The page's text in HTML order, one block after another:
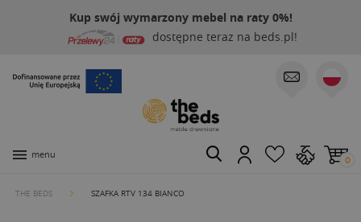
Kup swój wymarzony mebel na raty 0%!
dostępne teraz na beds.pl!
menu 0
THE BEDS SZAFKA RTV 134 BIANCO